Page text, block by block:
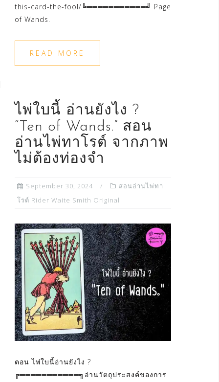
this-card-the-fool/╚═══════════╝ Page
of Wands.
READ MORE
ไพ่ใบนี้ อ่านยังไง ?
“Ten of Wands.” สอน
อ่านไพ่ทาโรต์ จากภาพ
ไม่ต้องท่องจำ
September 30, 2024
สอนอ่านไพ่ทา
โรต์ Rider Waite Smith Original
ตอน ไพ่ใบนี้อ่านยังไง ?
╔═══════════╗อ่านวัตถุประสงค์ของการ